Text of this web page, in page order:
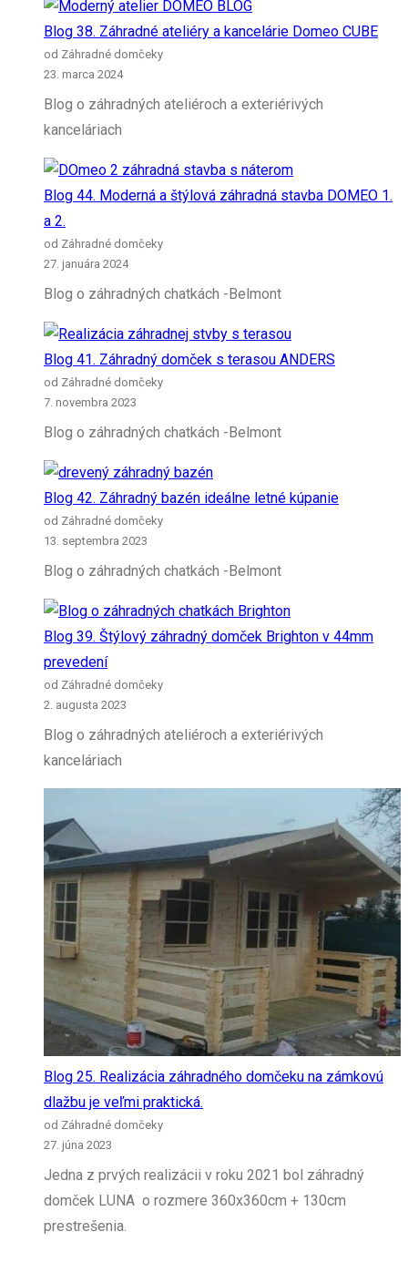
Blog 38. Záhradné ateliéry a kancelárie Domeo CUBE
od Záhradné domčeky
23. marca 2024
Blog o záhradných ateliéroch a exteriérivých
kanceláriach
Blog 44. Moderná a štýlová záhradná stavba DOMEO 1.
a 2.
od Záhradné domčeky
27. januára 2024
Blog o záhradných chatkách -Belmont
Blog 41. Záhradný domček s terasou ANDERS
od Záhradné domčeky
7. novembra 2023
Blog o záhradných chatkách -Belmont
Blog 42. Záhradný bazén ideálne letné kúpanie
od Záhradné domčeky
13. septembra 2023
Blog o záhradných chatkách -Belmont
Blog 39. Štýlový záhradný domček Brighton v 44mm
prevedení
od Záhradné domčeky
2. augusta 2023
Blog o záhradných ateliéroch a exteriérivých
kanceláriach
Blog 25. Realizácia záhradného domčeku na zámkovú
dlažbu je veľmi praktická.
od Záhradné domčeky
27. júna 2023
Jedna z prvých realizácii v roku 2021 bol záhradný
domček LUNA o rozmere 360x360cm + 130cm
prestrešenia.